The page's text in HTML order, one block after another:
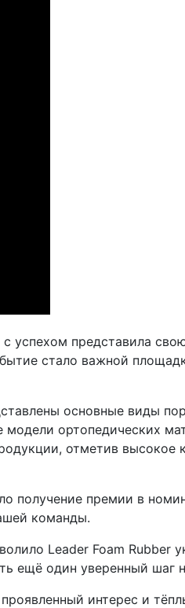
с успехом представила
стало важной
основные виды
ортопедических
отметив
получение премии в
команды.
Leader Foam Rubber
ещё один уверенный шаг
интерес и